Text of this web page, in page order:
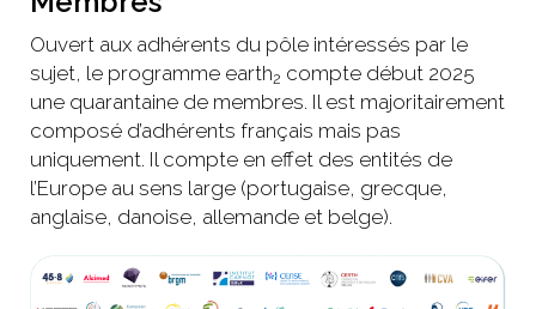
Ouvert aux adhérents du pôle intéressés par le
sujet, le programme earth2 compte début 2025
une quarantaine de membres. Il est majoritairement
composé d’adhérents français mais pas
uniquement. Il compte en effet des entités de
l’Europe au sens large (portugaise, grecque,
anglaise, danoise, allemande et belge).